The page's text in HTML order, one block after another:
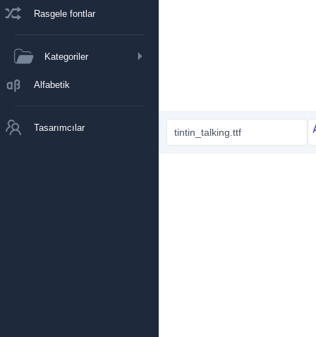
Rasgele fontlar
Kategoriler
Alfabetik
Tasarımcılar tintin_talking.ttf